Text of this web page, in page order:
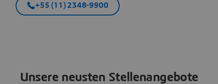
+55 (11) 2348-9900
Unsere neusten Stellenangebote